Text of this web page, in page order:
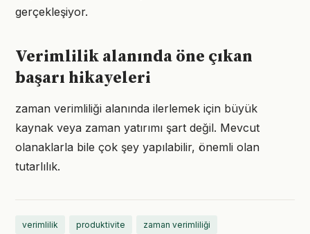
gerçekleşiyor.
Verimlilik alanında öne çıkan
başarı hikayeleri
zaman verimliliği alanında ilerlemek için büyük
kaynak veya zaman yatırımı şart değil. Mevcut
olanaklarla bile çok şey yapılabilir, önemli olan
tutarlılık.
verimlilik produktivite zaman verimliliği